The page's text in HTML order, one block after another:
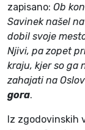
zapisano: Ob
Savinek našel
dobil svoje
Njivi, pa zopet
kraju, kjer so ga
zahajati na
gora.
Iz zgodovinskih